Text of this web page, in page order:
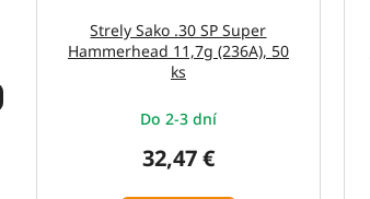
Strely Sako .30 SP Super
Hammerhead 11,7g (236A), 50
ks
Do 2-3 dní
32,47 €